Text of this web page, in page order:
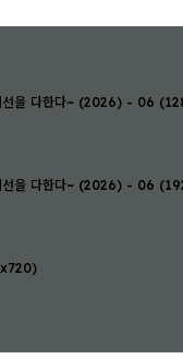
선을 다한다~ (2026) - 06
선을 다한다~ (2026) - 06